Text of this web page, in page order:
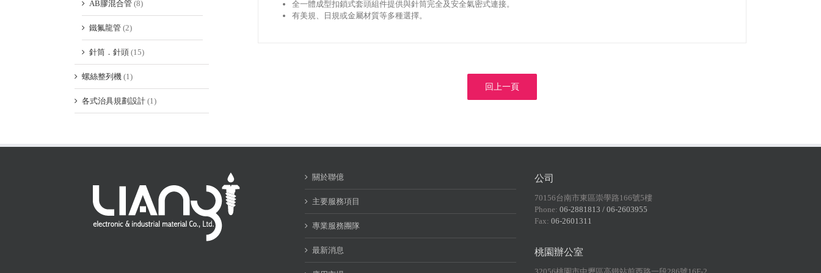
全一體成型扣鎖式套頭組件提供與針筒完全及安全氣密式連接。
有美規、日規或金屬材質等多種選擇。
回上一頁
AB膠混合管 (8)
鐵氟龍管 (2)
針筒．針頭 (15)
螺絲整列機 (1)
各式治具規劃設計 (1)
關於聯億
主要服務項目
專業服務團隊
最新消息
公司
70156台南市東區崇學路166號5樓
Phone:06-2881813 / 06-2603955
Fax:06-2601311
桃園辦公室